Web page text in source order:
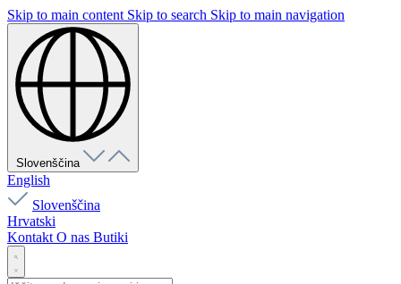
Skip to main content Skip to search Skip to main navigation
Slovenščina
English
Slovenščina
Hrvatski
Kontakt O nas Butiki